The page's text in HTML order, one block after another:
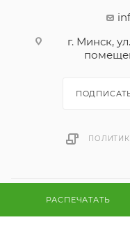
РАСПЕЧАТАТЬ
г. Минск,